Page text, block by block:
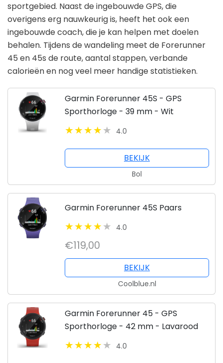
sportgebied. Naast de ingebouwde GPS, die
overigens erg nauwkeurig is, heeft het ook een
ingebouwde coach, die je kan helpen met doelen
behalen. Tijdens de wandeling meet de Forerunner
45 en 45s de route, aantal stappen, verbande
calorieën en nog veel meer handige statistieken.
Garmin Forerunner 45S - GPS
Sporthorloge - 39 mm - Wit
4.0
BEKIJK
Bol
Garmin Forerunner 45S Paars
4.0
€119,00
BEKIJK
Coolblue.nl
Garmin Forerunner 45 - GPS
Sporthorloge - 42 mm - Lavarood
4.0